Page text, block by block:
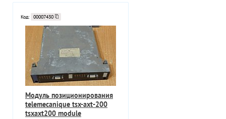
Код: 00007430
Модуль позиционирования
telemecanique tsx-axt-200
tsxaxt200 module